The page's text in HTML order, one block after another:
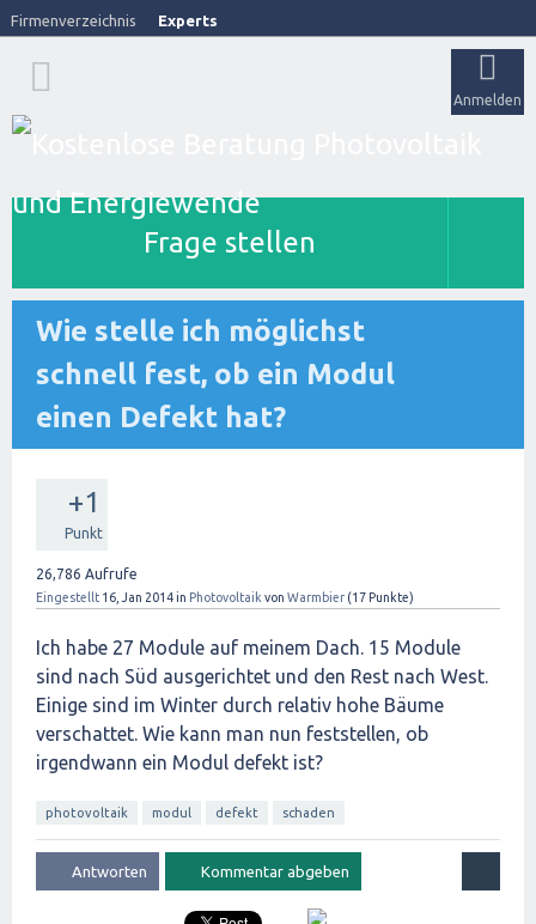
Firmenverzeichnis Experts
Anmelden
Frage stellen
Wie stelle ich möglichst
schnell fest, ob ein Modul
einen Defekt hat?
+1
Punkt
26,786 Aufrufe
Eingestellt 16, Jan 2014in Photovoltaik von Warmbier (17 Punkte)
Ich habe 27 Module auf meinem Dach. 15 Module
sind nach Süd ausgerichtet und den Rest nach West.
Einige sind im Winter durch relativ hohe Bäume
verschattet. Wie kann man nun feststellen, ob
irgendwann ein Modul defekt ist?
photovoltaik modul defekt schaden